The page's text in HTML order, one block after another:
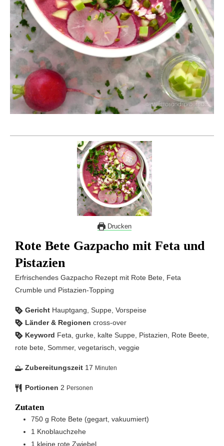
Drucken
Rote Bete Gazpacho mit Feta und
Pistazien
Erfrischendes Gazpacho Rezept mit Rote Bete, Feta
Crumble und Pistazien-Topping
Gericht Hauptgang, Suppe, Vorspeise
Länder & Regionen cross-over
Keyword Feta, gurke, kalte Suppe, Pistazien, Rote Beete,
rote bete, Sommer, vegetarisch, veggie
Zubereitungszeit 17 Minuten
Portionen 2 Personen
Zutaten
750 g Rote Bete (gegart, vakuumiert)
1 Knoblauchzehe
1 kleine rote Zwiebel